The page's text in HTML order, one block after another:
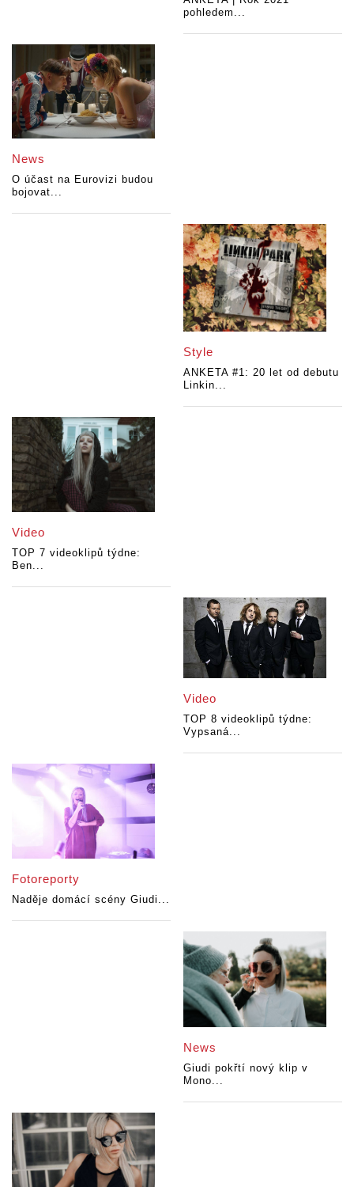
pohledem...
News
O účast na Eurovizi budou
bojovat...
Style
ANKETA #1: 20 let od debutu
Linkin...
Video
TOP 7 videoklipů týdne:
Ben...
Video
TOP 8 videoklipů týdne:
Vypsaná...
Fotoreporty
Naděje domácí scény Giudi...
News
Giudi pokřtí nový klip v
Mono...